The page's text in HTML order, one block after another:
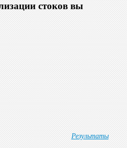
стоков вы
Результаты